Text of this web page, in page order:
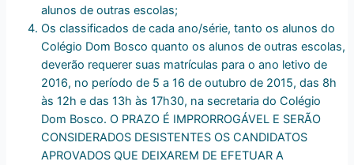
alunos de outras escolas;
Os classificados de cada ano/série, tanto os alunos do
Colégio Dom Bosco quanto os alunos de outras escolas,
deverão requerer suas matrículas para o ano letivo de
2016, no período de 5 a 16 de outubro de 2015, das 8h
às 12h e das 13h às 17h30, na secretaria do Colégio
Dom Bosco. O PRAZO É IMPRORROGÁVEL E SERÃO
CONSIDERADOS DESISTENTES OS CANDIDATOS
APROVADOS QUE DEIXAREM DE EFETUAR A